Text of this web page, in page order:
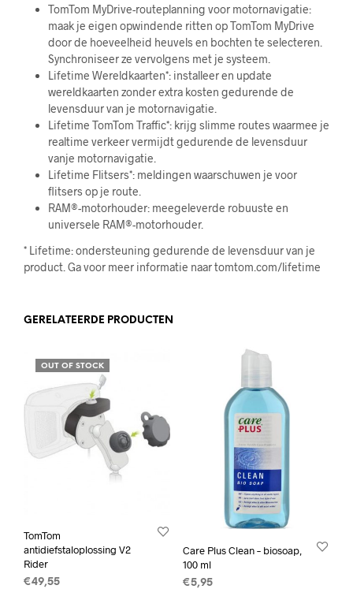
TomTom MyDrive-routeplanning voor motornavigatie:
maak je eigen opwindende ritten op TomTom MyDrive
door de hoeveelheid heuvels en bochten te selecteren.
Synchroniseer ze vervolgens met je systeem.
Lifetime Wereldkaarten*: installeer en update
wereldkaarten zonder extra kosten gedurende de
levensduur van je motornavigatie.
Lifetime TomTom Traffic*: krijg slimme routes waarmee je
realtime verkeer vermijdt gedurende de levensduur
vanje motornavigatie.
Lifetime Flitsers*: meldingen waarschuwen je voor
flitsers op je route.
RAM®-motorhouder: meegeleverde robuuste en
universele RAM®-motorhouder.
* Lifetime: ondersteuning gedurende de levensduur van je
product. Ga voor meer informatie naar tomtom.com/lifetime
GERELATEERDE PRODUCTEN
OUT OF STOCK
TomTom
antidiefstaloplossing V2
Rider
€49,55
Care Plus Clean – biosoap,
100 ml
€5,95